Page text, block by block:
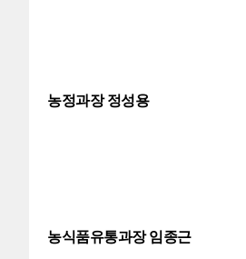
농정과장 정성용
농식품유통과장 임종근